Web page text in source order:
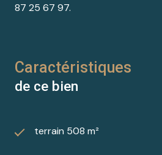
87 25 67 97.
Caractéristiques
de ce bien
terrain 508 m²